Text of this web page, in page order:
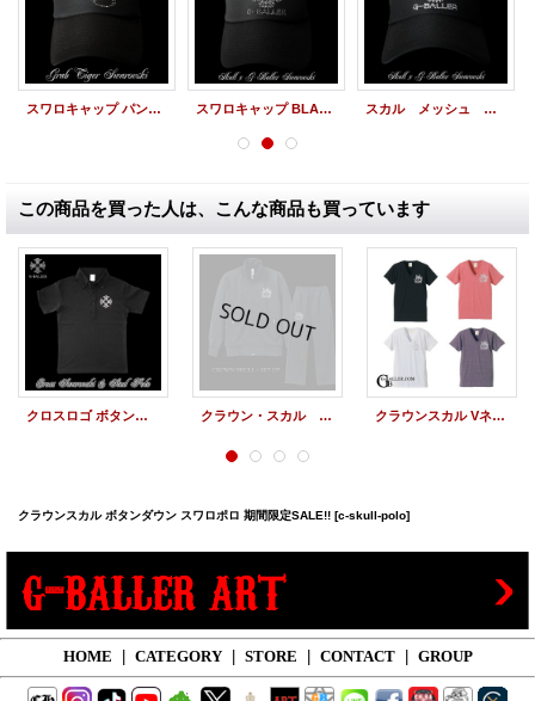
スワロキャップ パンサー BLACK 黒 メッシュCAP スワロキャップ BLACK スカル 黒 メッシュCAP スカル メッシュ キャップ ＳＫＵＬＬ ＣＡＰ オリジナル デザイン
この商品を買った人は、こんな商品も買っています
クロスロゴ ボタンダウン スワロポロ クラウン・スカル スワロ CROWN SKULL セットアップ クラウンスカル Vネック スワロフスキーTシャツ
クラウンスカル ボタンダウン スワロポロ 期間限定SALE!! [c-skull-polo]
HOME CATEGORY STORE CONTACT GROUP